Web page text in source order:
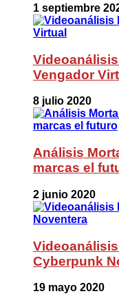
1 septiembre
Videoanálisis
Vengador
8 julio 2020
Análisis
marcas el
2 junio 2020
Cyberpunk
19 mayo 2020